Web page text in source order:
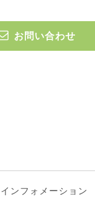
お問い合わせ
インフォメーション